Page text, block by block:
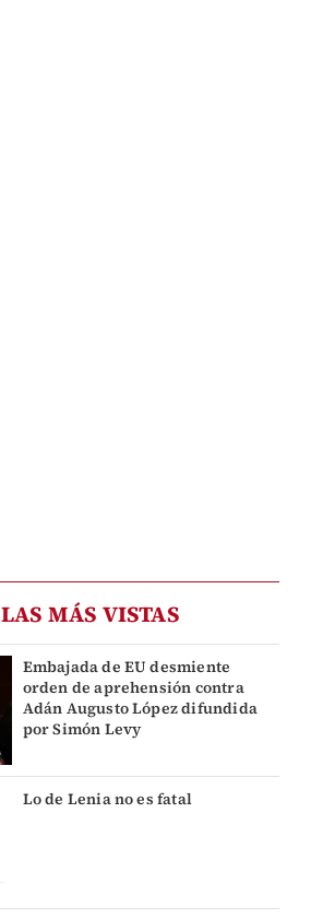
LAS MÁS VISTAS
Embajada de EU desmiente
orden de aprehensión contra
Adán Augusto López difundida
por Simón Levy
Lo de Lenia no es fatal